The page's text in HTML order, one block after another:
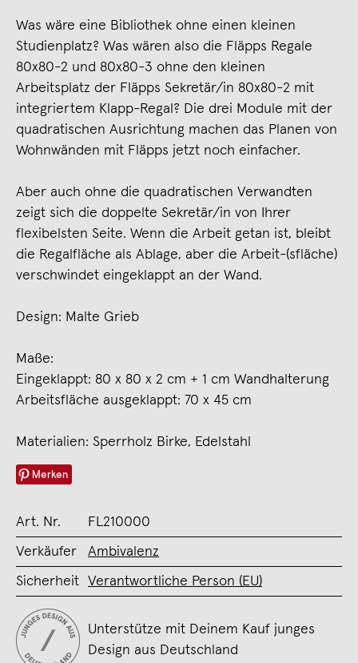
Was wäre eine Bibliothek ohne einen kleinen
Studienplatz? Was wären also die Fläpps Regale
80x80-2 und 80x80-3 ohne den kleinen
Arbeitsplatz der Fläpps Sekretär/in 80x80-2 mit
integriertem Klapp-Regal? Die drei Module mit der
quadratischen Ausrichtung machen das Planen von
Wohnwänden mit Fläpps jetzt noch einfacher.
Aber auch ohne die quadratischen Verwandten
zeigt sich die doppelte Sekretär/in von Ihrer
flexibelsten Seite. Wenn die Arbeit getan ist, bleibt
die Regalfläche als Ablage, aber die Arbeit-(sfläche)
verschwindet eingeklappt an der Wand.
Design: Malte Grieb
Maße:
Eingeklappt: 80 x 80 x 2 cm + 1 cm Wandhalterung
Arbeitsfläche ausgeklappt: 70 x 45 cm
Materialien: Sperrholz Birke, Edelstahl
Merken
Art. Nr. FL210000
Verkäufer Ambivalenz
Sicherheit Verantwortliche Person (EU)
Unterstütze mit Deinem Kauf junges
Design aus Deutschland